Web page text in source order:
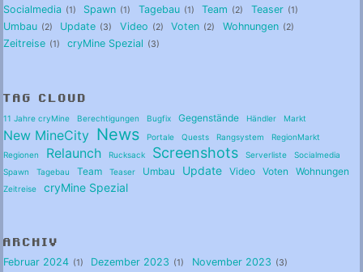
Socialmedia 1 Spawn 1 Tagebau 1 Team 2 Teaser 1
Umbau 2 Update 3 Video 2 Voten 2 Wohnungen 2
Zeitreise 1 cryMine Spezial 3
TAG CLOUD
11 Jahre cryMine Berechtigungen Bugfix Gegenstände Händler Markt
New MineCity News Portale Quests Rangsystem
RegionMarkt
Regionen
Relaunch Rucksack Screenshots Serverliste
Socialmedia
Spawn
Tagebau Team Teaser Umbau Update Video Voten Wohnungen
Zeitreise cryMine Spezial
ARCHIV
Februar 2024 1 Dezember 2023 1 November 2023 3